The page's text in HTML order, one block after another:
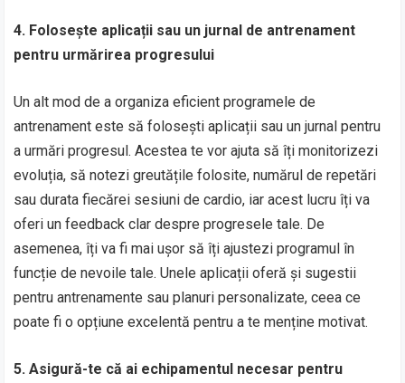
4. Folosește aplicații sau un jurnal de antrenament
pentru urmărirea progresului
Un alt mod de a organiza eficient programele de
antrenament este să folosești aplicații sau un jurnal pentru
a urmări progresul. Acestea te vor ajuta să îți monitorizezi
evoluția, să notezi greutățile folosite, numărul de repetări
sau durata fiecărei sesiuni de cardio, iar acest lucru îți va
oferi un feedback clar despre progresele tale. De
asemenea, îți va fi mai ușor să îți ajustezi programul în
funcție de nevoile tale. Unele aplicații oferă și sugestii
pentru antrenamente sau planuri personalizate, ceea ce
poate fi o opțiune excelentă pentru a te menține motivat.
5. Asigură-te că ai echipamentul necesar pentru